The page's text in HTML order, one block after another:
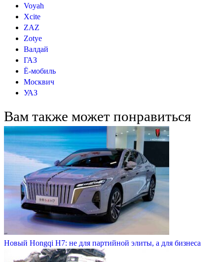
Voyah
Xcite
ZAZ
Zotye
Валдай
ГАЗ
Ё-мобиль
Москвич
УАЗ
Вам также может понравиться
Новый Hongqi H7: не для партийной элиты, а для бизнеса